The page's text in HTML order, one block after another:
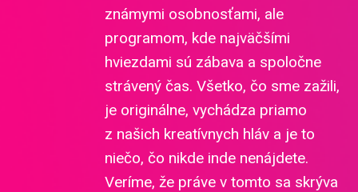
známymi osobnosťami, ale
programom, kde najväčšími
hviezdami sú zábava a spoločne
strávený čas. Všetko, čo sme zažili,
je originálne, vychádza priamo
z našich kreatívnych hláv a je to
niečo, čo nikde inde nenájdete.
Veríme, že práve v tomto sa skrýva